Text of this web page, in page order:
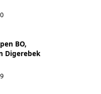
BO,
Digerebek